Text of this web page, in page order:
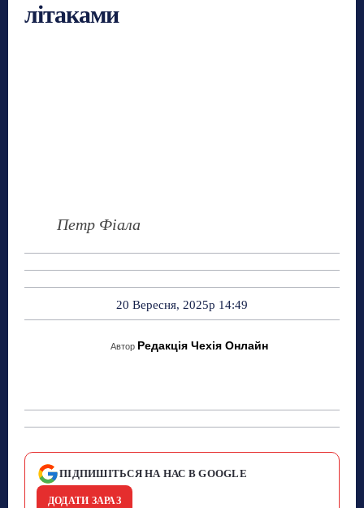
літаками
Петр Фіала
20 Вересня, 2025р 14:49
Автор Редакція Чехія Онлайн
ПІДПИШІТЬСЯ НА НАС В GOOGLE
ДОДАТИ ЗАРАЗ